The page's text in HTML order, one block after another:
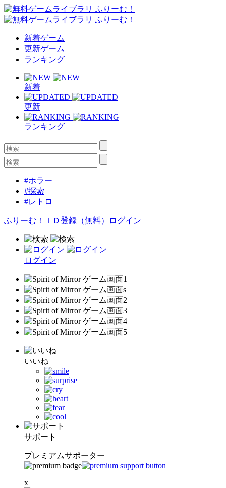
新着ゲーム
更新ゲーム
ランキング
新着
更新
ランキング
#ホラー
#探索
#レトロ
ふりーむ！ＩＤ登録（無料） ログイン
ログイン
いいね
サポート
プレミアムサポーター
x